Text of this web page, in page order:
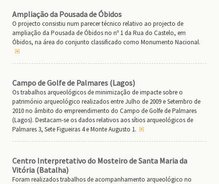
Ampliação da Pousada de Óbidos
O projecto consistiu num parecer técnico relativo ao projecto de
ampliação da Pousada de Óbidos no nº 1 da Rua do Castelo, em
Óbidos, na área do conjunto classificado como Monumento Nacional.
Campo de Golfe de Palmares (Lagos)
Os trabalhos arqueológicos de minimização de impacte sobre o
património arqueológico realizados entre Julho de 2009 e Setembro de
2010 no âmbito do empreendimento do Campo de Golfe de Palmares
(Lagos). Destacam-se os dados relativos aos sítios arqueológicos de
Palmares 3, Sete Figueiras 4 e Monte Augusto 1.
Centro Interpretativo do Mosteiro de Santa Maria da
Vitória (Batalha)
Foram realizados trabalhos de acompanhamento arqueológico no